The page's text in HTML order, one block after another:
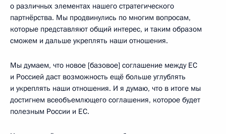
о различных элементах нашего стратегического
партнёрства. Мы продвинулись по многим вопросам,
которые представляют общий интерес, и таким образом
сможем и дальше укреплять наши отношения.
Мы думаем, что новое [базовое] соглашение между ЕС
и Россией даст возможность ещё больше углублять
и укреплять наши отношения. И я думаю, что в итоге мы
достигнем всеобъемлющего соглашения, которое будет
полезным России и ЕС.